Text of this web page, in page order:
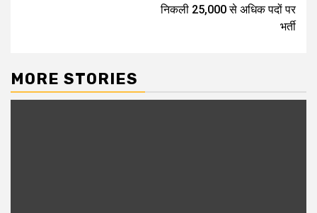
निकली 25,000 से अधिक पदों पर
भर्ती
MORE STORIES